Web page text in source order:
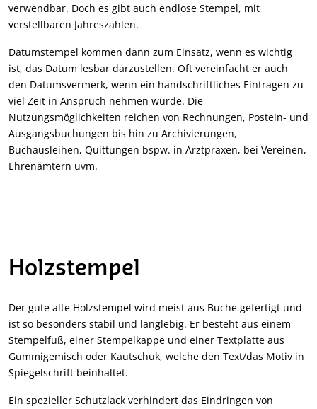
verwendbar. Doch es gibt auch endlose Stempel, mit
verstellbaren Jahreszahlen.
Datumstempel kommen dann zum Einsatz, wenn es wichtig
ist, das Datum lesbar darzustellen. Oft vereinfacht er auch
den Datumsvermerk, wenn ein handschriftliches Eintragen zu
viel Zeit in Anspruch nehmen würde. Die
Nutzungsmöglichkeiten reichen von Rechnungen, Postein- und
Ausgangsbuchungen bis hin zu Archivierungen,
Buchausleihen, Quittungen bspw. in Arztpraxen, bei Vereinen,
Ehrenämtern uvm.
Holzstempel
Der gute alte Holzstempel wird meist aus Buche gefertigt und
ist so besonders stabil und langlebig. Er besteht aus einem
Stempelfuß, einer Stempelkappe und einer Textplatte aus
Gummigemisch oder Kautschuk, welche den Text/das Motiv in
Spiegelschrift beinhaltet.
Ein spezieller Schutzlack verhindert das Eindringen von